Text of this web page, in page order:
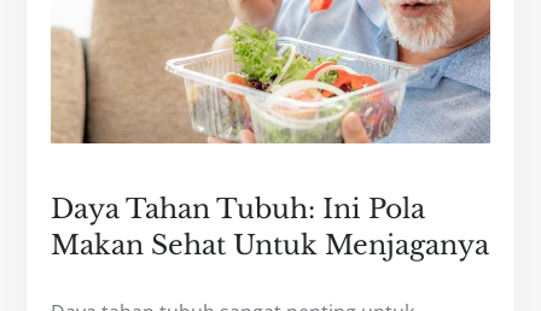
Daya Tahan Tubuh: Ini Pola
Makan Sehat Untuk Menjaganya